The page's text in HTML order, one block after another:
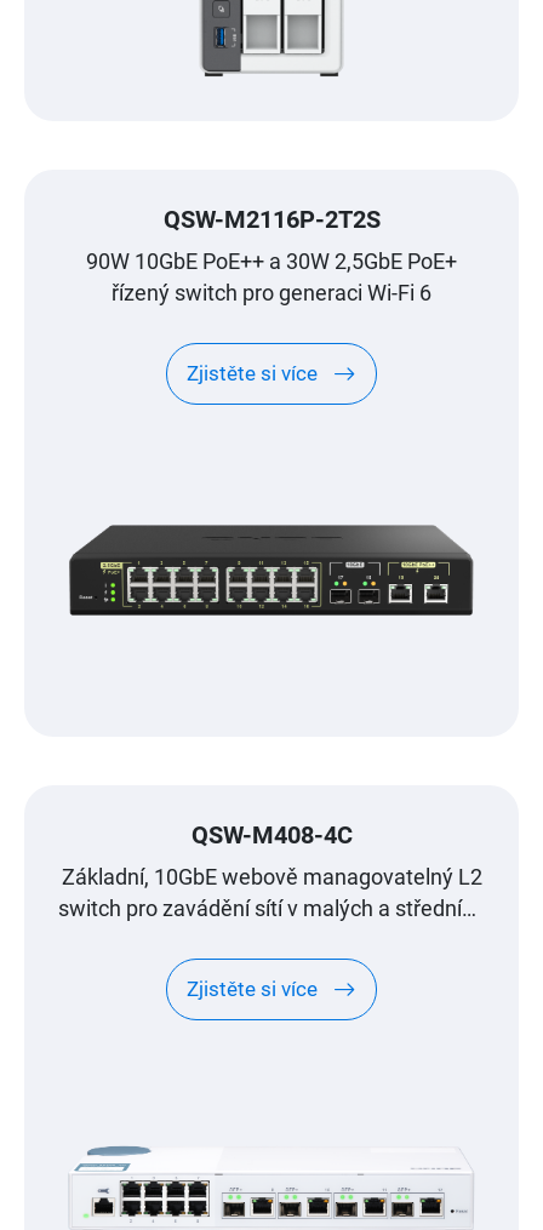
QSW-M2116P-2T2S
90W 10GbE PoE++ a 30W 2,5GbE PoE+
řízený switch pro generaci Wi-Fi 6
Zjistěte si více
QSW-M408-4C
Základní, 10GbE webově managovatelný L2
switch pro zavádění sítí v malých a středních
Zjistěte si více